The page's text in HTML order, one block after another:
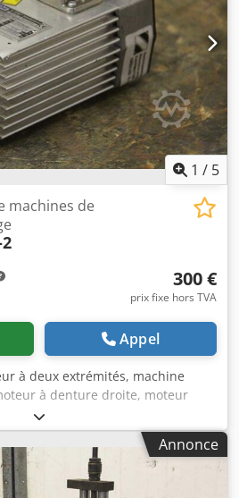
1 / 5
machines de
300 €
prix fixe hors TVA
Appel
à deux extrémités, machine
à denture droite, moteur
moteur de broche, moteur
Akgekr - Puissance : 0,15/0,22
à 133/200 V/200/300 Hz -
x 15 mm - Dimensions :
1,8 kg
Annonce